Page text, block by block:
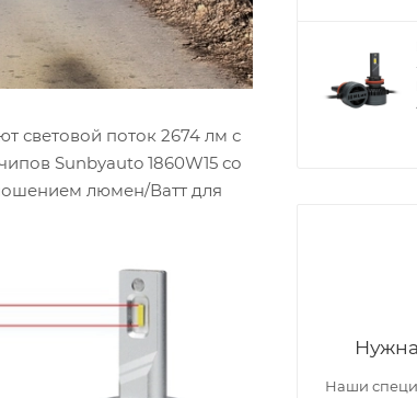
световой поток 2674 лм с
Sunbyauto 1860W15 со
люмен/Ватт для
Наши